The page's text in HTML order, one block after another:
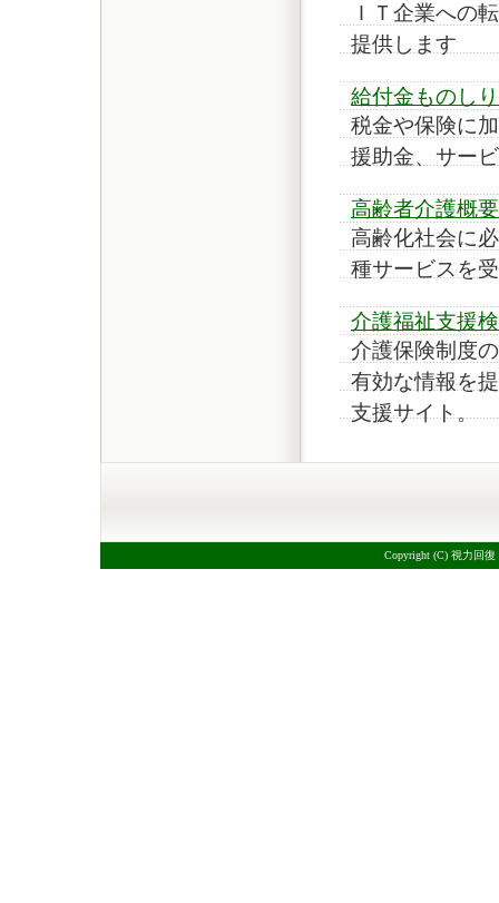
ＩＴ企業への
提供します
給付金ものし
税金や保険に
援助金、サー
高齢者介護概要
高齢化社会に
種サービスを
介護福祉支援
介護保険制度
有効な情報を
支援サイト。
Copyright (C) 視力回